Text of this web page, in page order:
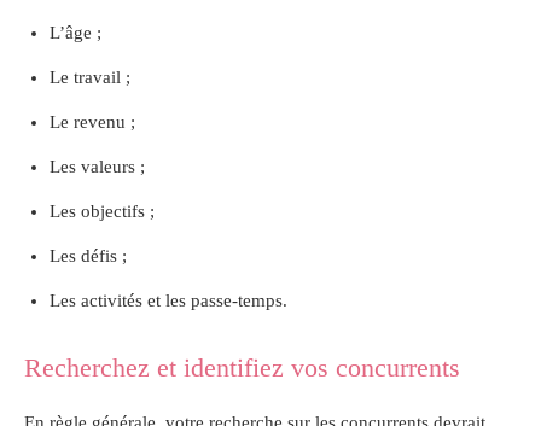
L’âge ;
Le travail ;
Le revenu ;
Les valeurs ;
Les objectifs ;
Les défis ;
Les activités et les passe-temps.
Recherchez et identifiez vos concurrents